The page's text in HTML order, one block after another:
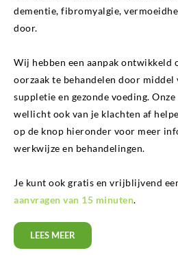
dementie, fibromyalgie,
door.
Wij hebben een aanpak ontwikkeld
oorzaak te behandelen door
suppletie en gezonde voeding.
wellicht ook van je klachten af
op de knop hieronder voor meer
werkwijze en behandelingen.
Je kunt ook gratis en vrijblijvend
aanvragen van 15 minuten.
LEES MEER